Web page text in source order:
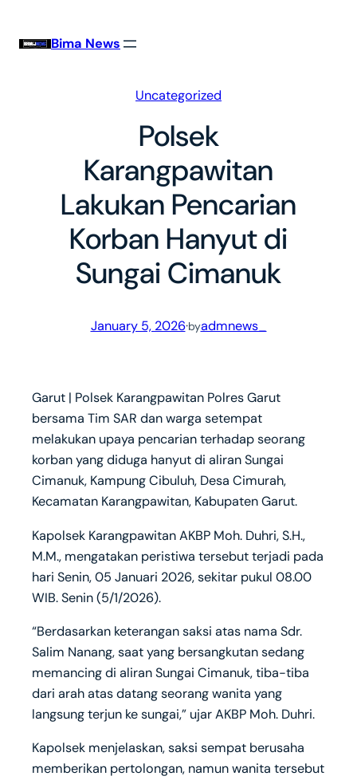
Bima News
Uncategorized
Polsek
Karangpawitan
Lakukan Pencarian
Korban Hanyut di
Sungai Cimanuk
January 5, 2026·byadmnews_
Garut | Polsek Karangpawitan Polres Garut
bersama Tim SAR dan warga setempat
melakukan upaya pencarian terhadap seorang
korban yang diduga hanyut di aliran Sungai
Cimanuk, Kampung Cibuluh, Desa Cimurah,
Kecamatan Karangpawitan, Kabupaten Garut.
Kapolsek Karangpawitan AKBP Moh. Duhri, S.H.,
M.M., mengatakan peristiwa tersebut terjadi pada
hari Senin, 05 Januari 2026, sekitar pukul 08.00
WIB. Senin (5/1/2026).
“Berdasarkan keterangan saksi atas nama Sdr.
Salim Nanang, saat yang bersangkutan sedang
memancing di aliran Sungai Cimanuk, tiba-tiba
dari arah atas datang seorang wanita yang
langsung terjun ke sungai,” ujar AKBP Moh. Duhri.
Kapolsek menjelaskan, saksi sempat berusaha
memberikan pertolongan, namun wanita tersebut